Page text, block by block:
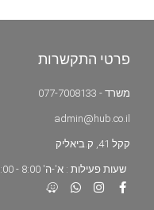
פרטי התקשרות
משרד - 077-7008133
admin@hub.co.il
קקל 41, ק.ביאליק
שעות פעילות : א'-ה' 8:00 - 19:00